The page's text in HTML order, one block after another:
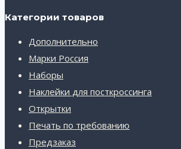
Категории товаров
Дополнительно
Марки Россия
Наборы
Наклейки для посткроссинга
Открытки
Печать по требованию
Предзаказ